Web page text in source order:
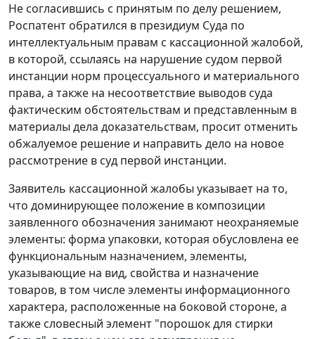
Не согласившись с принятым по делу решением,
Роспатент обратился в президиум Суда по
интеллектуальным правам с кассационной жалобой,
в которой, ссылаясь на нарушение судом первой
инстанции норм процессуального и материального
права, а также на несоответствие выводов суда
фактическим обстоятельствам и представленным в
материалы дела доказательствам, просит отменить
обжалуемое решение и направить дело на новое
рассмотрение в суд первой инстанции.
Заявитель кассационной жалобы указывает на то,
что доминирующее положение в композиции
заявленного обозначения занимают неохраняемые
элементы: форма упаковки, которая обусловлена ее
функциональным назначением, элементы,
указывающие на вид, свойства и назначение
товаров, в том числе элементы информационного
характера, расположенные на боковой стороне, а
также словесный элемент "порошок для стирки